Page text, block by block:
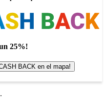
25%!
BACK en el mapa!